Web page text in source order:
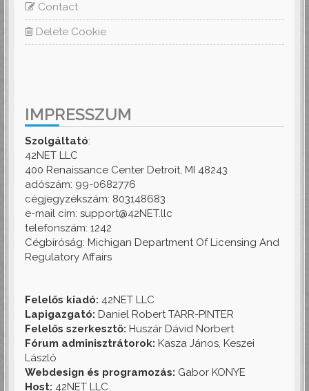
Contact
Delete Cookie
IMPRESSZUM
Szolgáltató:
42NET LLC
400 Renaissance Center Detroit, MI 48243
adószám: 99-0682776
cégjegyzékszám: 803148683
e-mail cím: support@42NET.llc
telefonszám: 1242
Cégbíróság: Michigan Department Of Licensing And
Regulatory Affairs
Felelős kiadó: 42NET LLC
Lapigazgató: Daniel Robert TARR-PINTER
Felelős szerkesztő: Huszár Dávid Norbert
Fórum adminisztrátorok: Kasza János, Keszei
László
Webdesign és programozás: Gabor KONYE
Host: 42NET LLC